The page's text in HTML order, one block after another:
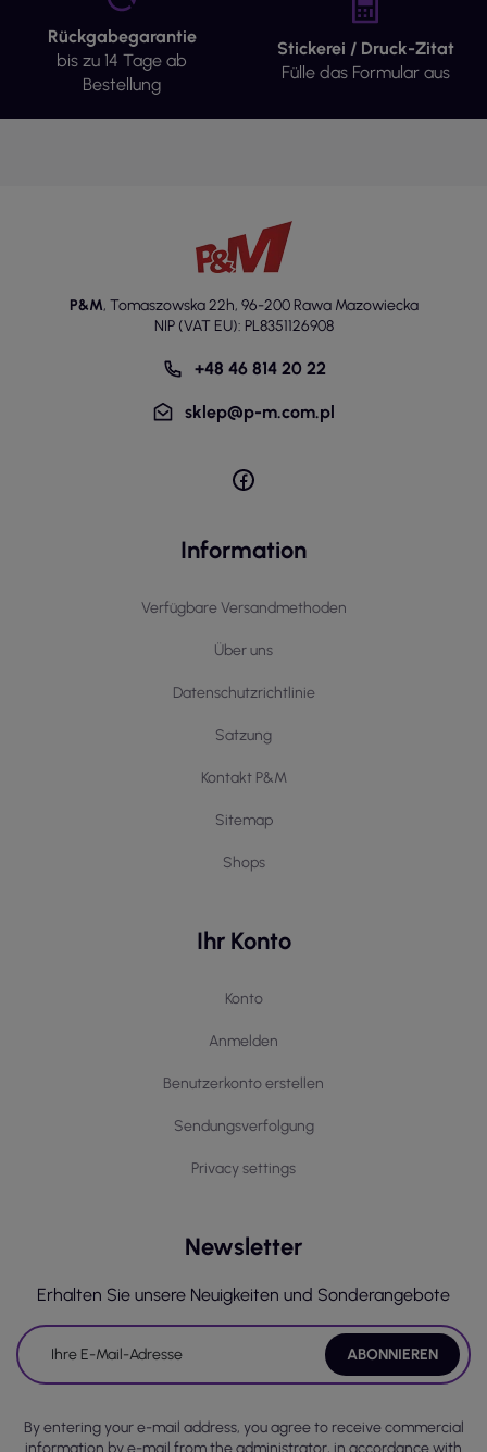
Rückgabegarantie
bis zu 14 Tage ab
Bestellung
Stickerei / Druck-Zitat
Fülle das Formular aus
P&M, Tomaszowska 22h, 96-200 Rawa Mazowiecka
NIP (VAT EU): PL8351126908
+48 46 814 20 22
sklep@p-m.com.pl
Information
Verfügbare Versandmethoden
Über uns
Datenschutzrichtlinie
Satzung
Kontakt P&M
Sitemap
Shops
Ihr Konto
Konto
Anmelden
Benutzerkonto erstellen
Sendungsverfolgung
Privacy settings
Newsletter
Erhalten Sie unsere Neuigkeiten und Sonderangebote
By entering your e-mail address, you agree to receive commercial
information by e-mail from the administrator, in accordance with